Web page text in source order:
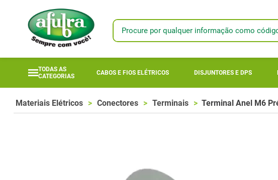
Procure por qualquer informação como
TODAS AS
CATEGORIAS
CABOS E FIOS ELÉTRICOS DISJUNTORES E DPS
Materiais Elétricos Conectores Terminais Terminal Anel M6
TERMOS MAIS BUSCADOS
1º
longi
4º
bomba anauger 900